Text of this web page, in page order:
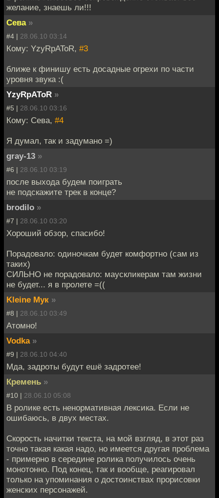
желание, знаешь ли!!!
Сева »
#4 | 28.06.10 03:14
Кому: YzyRpAToR, #3
ближе к финишу есть досадные огрехи по части
уровня звука :(
YzyRpAToR »
#5 | 28.06.10 03:16
Кому: Сева, #4
Я думал, так и задумано =)
gray-13 »
#6 | 28.06.10 03:19
после выхода будем поиграть
не подскажите трек в конце?
brodilo »
#7 | 28.06.10 03:20
Хороший обзор, спасибо!
Порадовало: одиночкам будет комфортно (сам из
таких)
СИЛЬНО не порадовало: маускликерам там жизни
не будет... я в пролете =((
Kleine Мук »
#8 | 28.06.10 03:49
Атомно!
Vodka »
#9 | 28.06.10 04:40
Мда, задроты будут ешё задротее!
Кремень »
#10 | 28.06.10 05:08
В ролике есть ненормативная лексика. Если не
ошибаюсь, в двух местах.
Скорость начитки текста, на мой взгляд, в этот раз
точно такая какая надо, но имеется другая проблема
- примерно в середине ролика получилось очень
монотонно. Под конец, так и вообще, реагировал
только на упоминания о достоинствах прорисовки
женских персонажей.